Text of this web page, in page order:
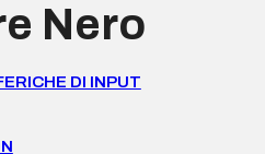
Nero
DI INPUT